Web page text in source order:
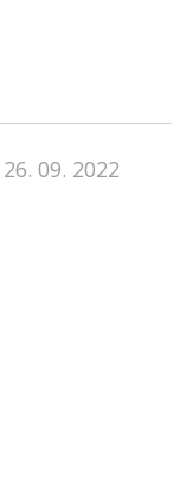
09. 2022